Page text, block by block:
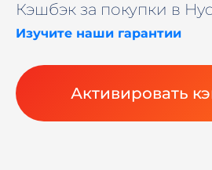
Кэшбэк за покупки в
Изучите наши гарантии
Активировать